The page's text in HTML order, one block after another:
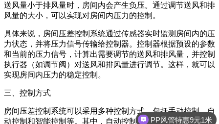
送风量小于排风量时，房间内会产生负压。通过调节送风和排
风量的大小，可以实现对房间内压力的控制。
具体来说， 房间压差控制系统通过传感器实时监测房间内的压
力状态，并将压力信号传输给控制器。控制器根据预设的参数
和当前的压力信号，计算出需要调节的送风和排风量，并控制
执行器（如调节阀）对送风和排风量进行调节。这样，就可以
实现房间内压力的稳定控制。
三、控制方式
房间压差控制系统可以采用多种控制方式，包括手动控制、自
动控制和智能控制等。其中，自动控制是目前最常用的控制方
PP风管特惠9元1米